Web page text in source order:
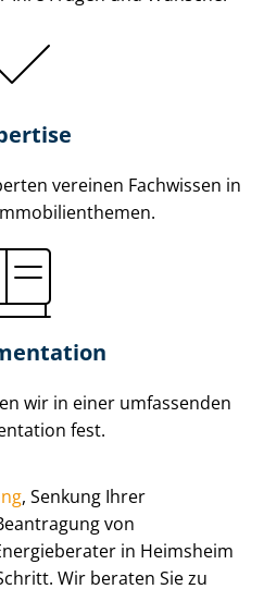
vereinen Fachwissen in
wir in einer umfassenden
fest.
, Senkung Ihrer
von
in Heimsheim
Wir beraten Sie zu